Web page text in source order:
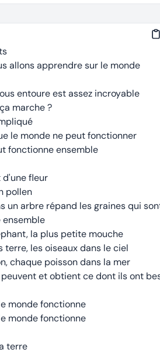
allons apprendre sur le monde
entoure est assez incroyable
marche ?
le monde ne peut fonctionner
fonctionne ensemble
d'une fleur
pollen
un arbre répand les graines qui
ensemble
la plus petite mouche
terre, les oiseaux dans le ciel
chaque poisson dans la mer
peuvent et obtient ce dont ils ont
monde fonctionne
monde fonctionne
terre